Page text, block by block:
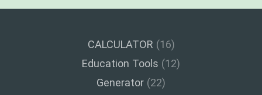
CALCULATOR (16)
Education Tools (12)
Generator (22)